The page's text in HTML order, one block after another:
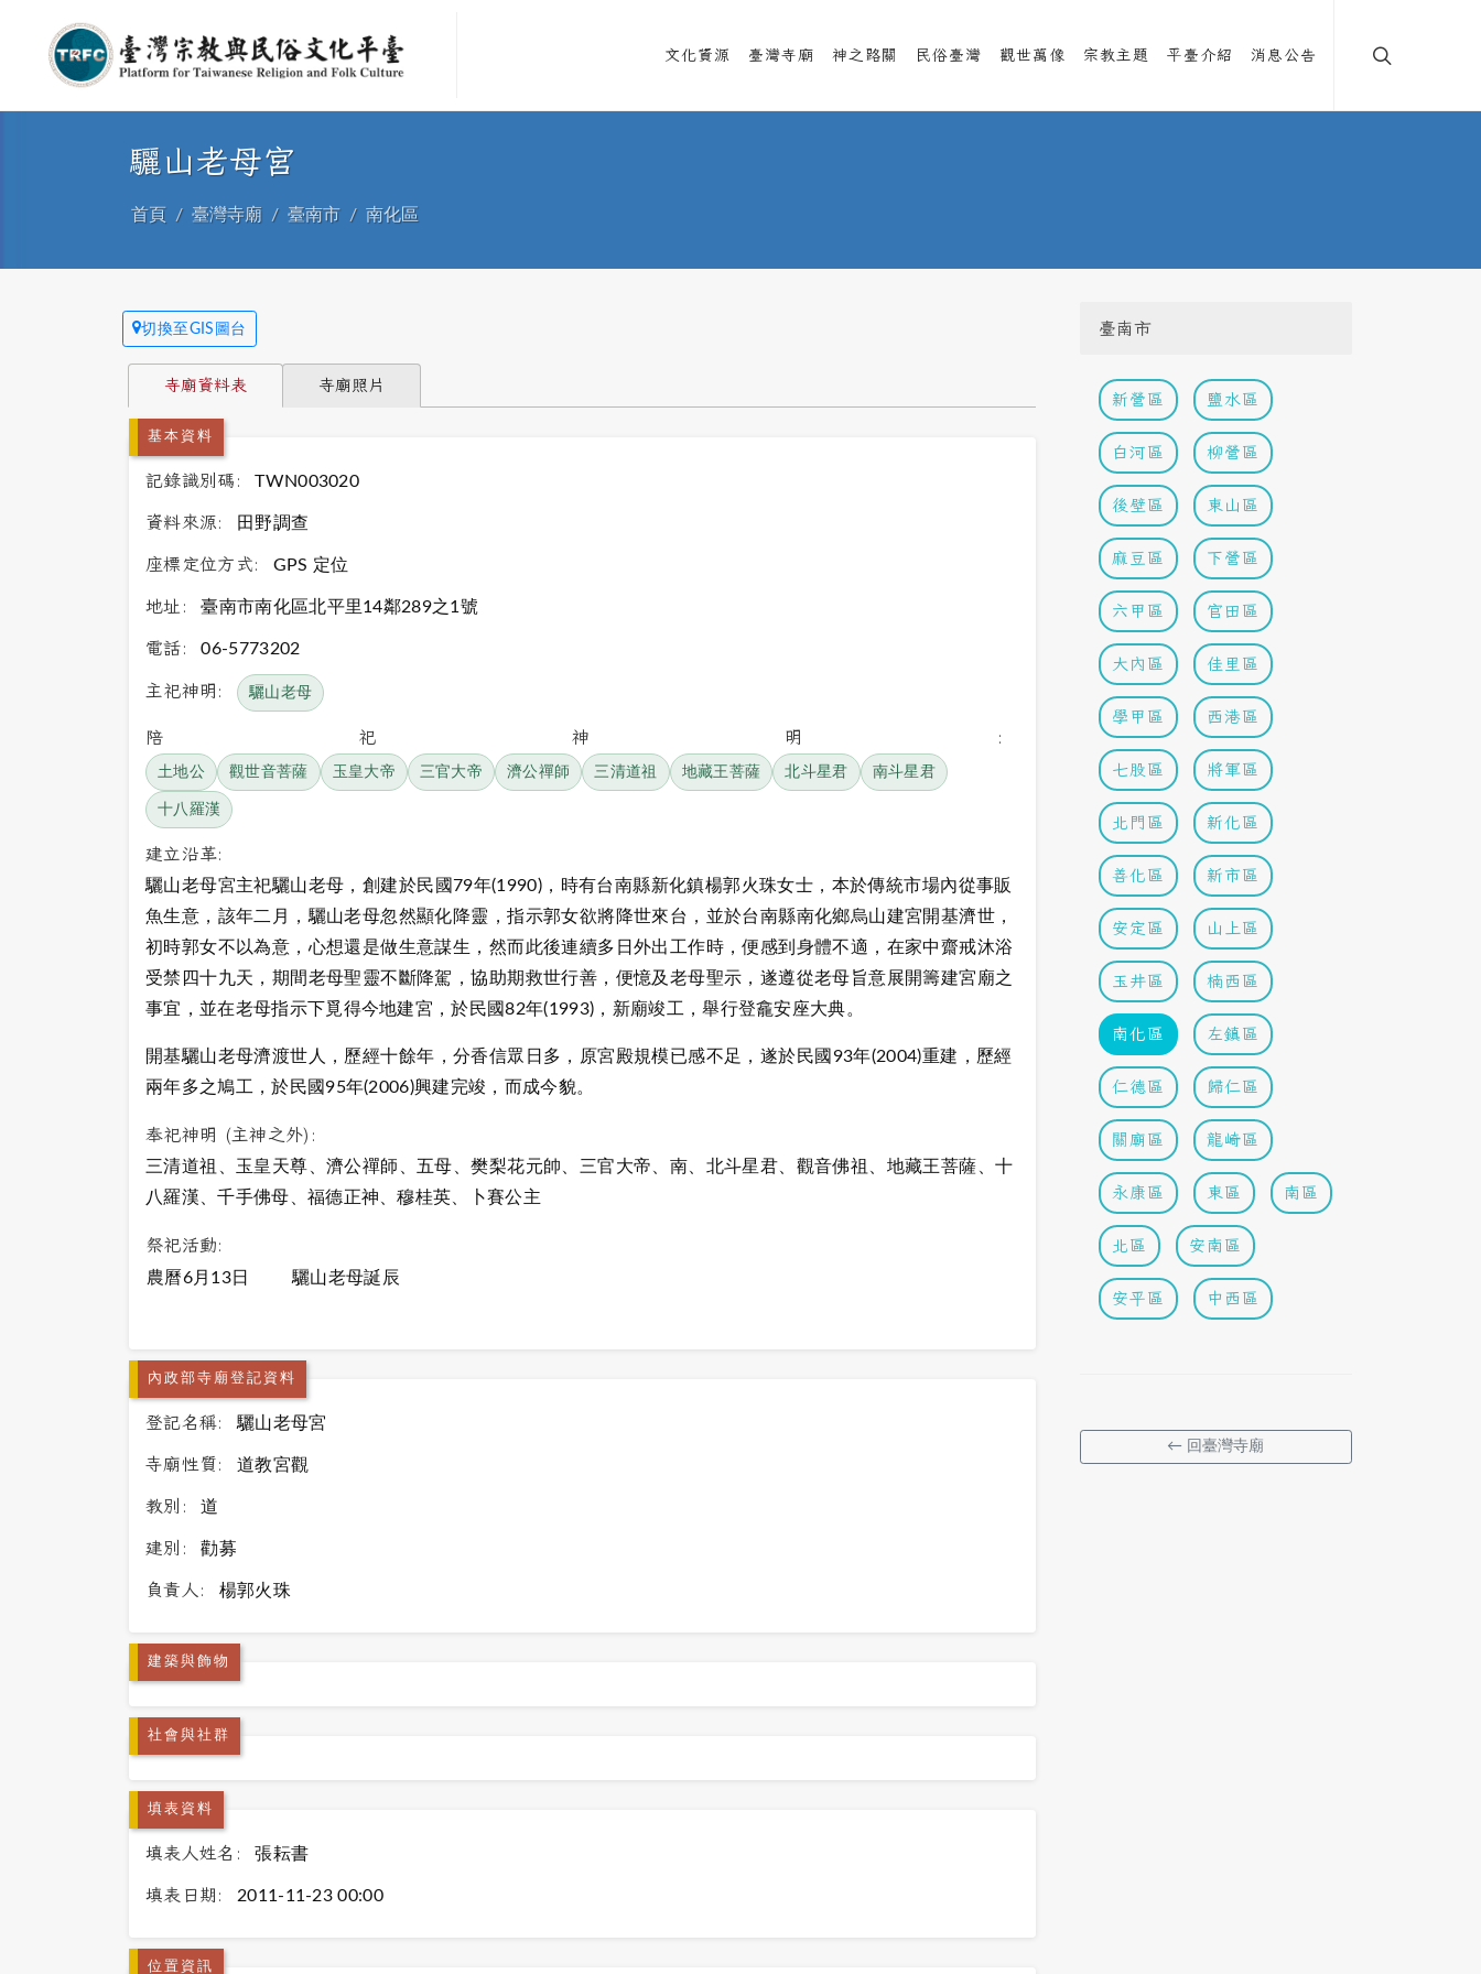
文化資源 臺灣寺廟 神之路關 民俗臺灣 觀世萬像 宗教主題 平臺介紹 消息公告
驪山老母宮
首頁 臺灣寺廟 臺南市 南化區
切換至GIS圖台
寺廟資料表 寺廟照片
基本資料
記錄識別碼: TWN003020
資料來源: 田野調查
座標定位方式: GPS 定位
地址: 臺南市南化區北平里14鄰289之1號
電話: 06-5773202
主祀神明: 驪山老母
陪祀神明:
土地公 觀世音菩薩 玉皇大帝 三官大帝 濟公禪師 三清道祖 地藏王菩薩 北斗星君 南斗星君
十八羅漢
建立沿革:
驪山老母宮主祀驪山老母，創建於民國79年(1990)，時有台南縣新化鎮楊郭火珠女士，本於傳統市場內從事販
魚生意，該年二月，驪山老母忽然顯化降靈，指示郭女欲將降世來台，並於台南縣南化鄉烏山建宮開基濟世，
初時郭女不以為意，心想還是做生意謀生，然而此後連續多日外出工作時，便感到身體不適，在家中齋戒沐浴
受禁四十九天，期間老母聖靈不斷降駕，協助期救世行善，便憶及老母聖示，遂遵從老母旨意展開籌建宮廟之
事宜，並在老母指示下覓得今地建宮，於民國82年(1993)，新廟竣工，舉行登龕安座大典。
開基驪山老母濟渡世人，歷經十餘年，分香信眾日多，原宮殿規模已感不足，遂於民國93年(2004)重建，歷經
兩年多之鳩工，於民國95年(2006)興建完竣，而成今貌。
奉祀神明 (主神之外):
三清道祖、玉皇天尊、濟公禪師、五母、樊梨花元帥、三官大帝、南、北斗星君、觀音佛祖、地藏王菩薩、十
八羅漢、千手佛母、福德正神、穆桂英、卜賽公主
祭祀活動:
農曆6月13日 驪山老母誕辰
內政部寺廟登記資料
登記名稱: 驪山老母宮
寺廟性質: 道教宮觀
教別: 道
建別: 勸募
負責人: 楊郭火珠
建築與飾物
社會與社群
填表資料
填表人姓名: 張耘書
填表日期: 2011-11-23 00:00
位置資訊
臺南市
新營區 鹽水區
白河區 柳營區
後壁區 東山區
麻豆區 下營區
六甲區 官田區
大內區 佳里區
學甲區 西港區
七股區 將軍區
北門區 新化區
善化區 新市區
安定區 山上區
玉井區 楠西區
南化區 左鎮區
仁德區 歸仁區
關廟區 龍崎區
永康區 東區 南區
北區 安南區
安平區 中西區
← 回臺灣寺廟